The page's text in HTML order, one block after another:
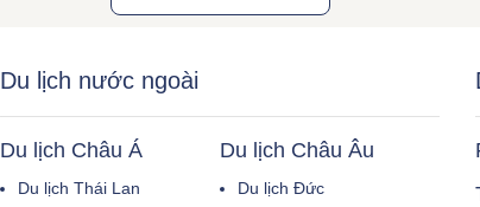
Du lịch nước ngoài
Du lịch Châu Á
Du lịch Thái Lan
Du lịch Châu Âu
Du lịch Đức